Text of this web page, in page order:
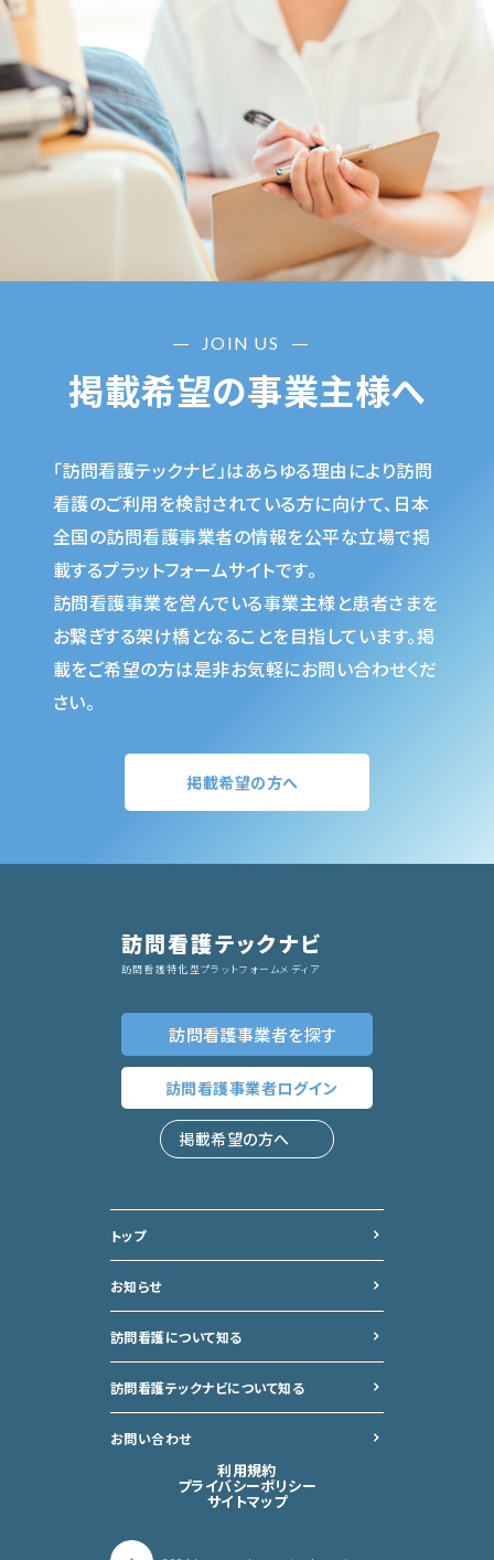
JOIN US
掲載希望の事業主様へ
「訪問看護テックナビ」はあらゆる理由により訪問
看護のご利用を検討されている方に向けて、日本
全国の訪問看護事業者の情報を公平な立場で掲
載するプラットフォームサイトです。
訪問看護事業を営んでいる事業主様と患者さまを
お繋ぎする架け橋となることを目指しています。掲
載をご希望の方は是非お気軽にお問い合わせくだ
さい。
掲載希望の方へ
訪問看護テックナビ
訪問看護特化型プラットフォームメディア
訪問看護事業者を探す
訪問看護事業者ログイン
掲載希望の方へ
トップ
お知らせ
訪問看護について知る
訪問看護テックナビについて知る
お問い合わせ
利用規約
プライバシーポリシー
サイトマップ